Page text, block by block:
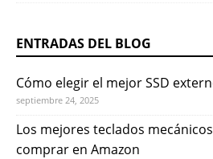
ENTRADAS DEL BLOG
Cómo elegir el mejor SSD
septiembre 24, 2025
Los mejores teclados
comprar en Amazon